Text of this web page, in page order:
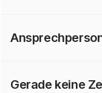
Gerade keine